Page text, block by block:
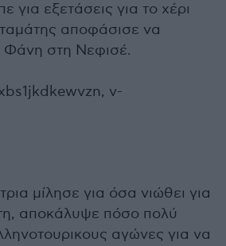
για εξετάσεις για το χέρι
αποφάσισε να
Φάνη στη Νεφισέ.
v-
μίλησε για όσα νιώθει για
αποκάλυψε πόσο πολύ
αγώνες για να